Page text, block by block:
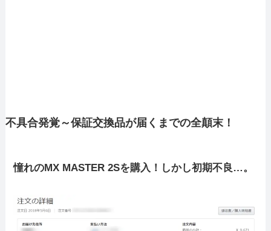
不具合発覚～保証交換品が届くまでの全顛末！
憧れのMX MASTER 2Sを購入！しかし初期不良…。